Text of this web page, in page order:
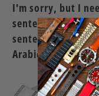
I'm sorry, but I
sentences to
sentences you
Arabic.